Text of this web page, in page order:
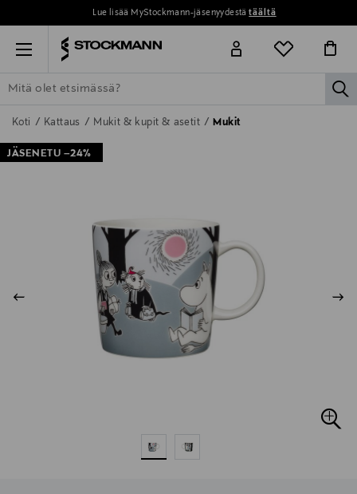
Perustoimitus 0 € yli 120 euron
Menu
ETSI KAIKKI NAISET MIEHET LAPSET
Koti Kattaus Mukit & kupit & asetit Mukit
JÄSENETU –24%